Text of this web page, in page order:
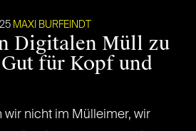
MAXI BURFEINDT
Digitalen Müll zu
für Kopf und
wir nicht im Mülleimer, wir